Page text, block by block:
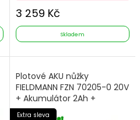
3 259 Kč
Skladem
Plotové AKU nůžky
FIELDMANN FZN 70205-0 20V
+ Akumulátor 2Ah +
Nabíječka
Extra sleva